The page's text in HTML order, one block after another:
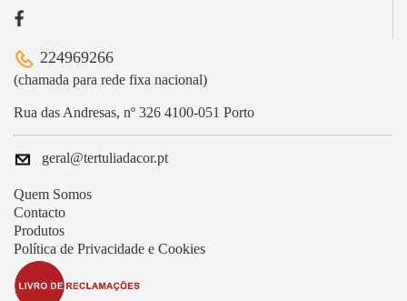
224969266
(chamada para rede fixa nacional)
Rua das Andresas, nº 326 4100-051 Porto
geral@tertuliadacor.pt
Quem Somos
Contacto
Produtos
Política de Privacidade e Cookies